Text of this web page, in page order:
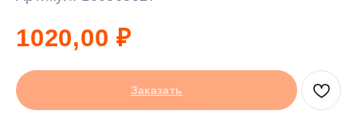
1020,00 ₽
Заказать